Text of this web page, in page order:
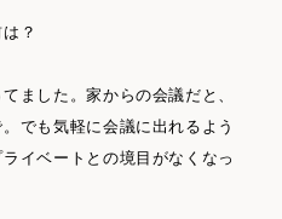
？
ました。家からの会議だと、
でも気軽に会議に出れるよう
イベートとの境目がなくなっ